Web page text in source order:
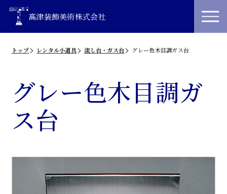
高津装飾美術株式会社
トップ レンタル小道具 流し台・ガス台 グレー色木目調ガス台
グレー色木目調ガ
ス台